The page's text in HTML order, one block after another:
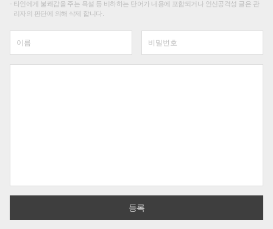
타인에게 불쾌감을 주는 욕설 등 비하하는 단어가 내용에 포함되거나 인신공격성 글은 관
리자의 판단에 의해 삭제 합니다.